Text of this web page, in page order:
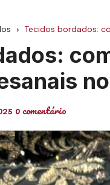
Tecidos bordados:
0 comentário